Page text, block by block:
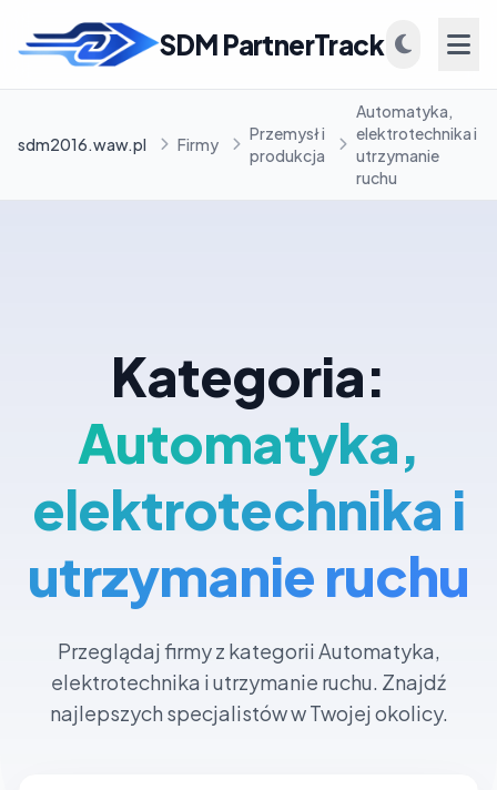
SDM PartnerTrack
sdm2016.waw.pl Firmy
Przemysł i
produkcja
Automatyka,
elektrotechnika i
utrzymanie
ruchu
Kategoria:
Automatyka,
elektrotechnika i
utrzymanie ruchu
Przeglądaj firmy z kategorii Automatyka,
elektrotechnika i utrzymanie ruchu. Znajdź
najlepszych specjalistów w Twojej okolicy.